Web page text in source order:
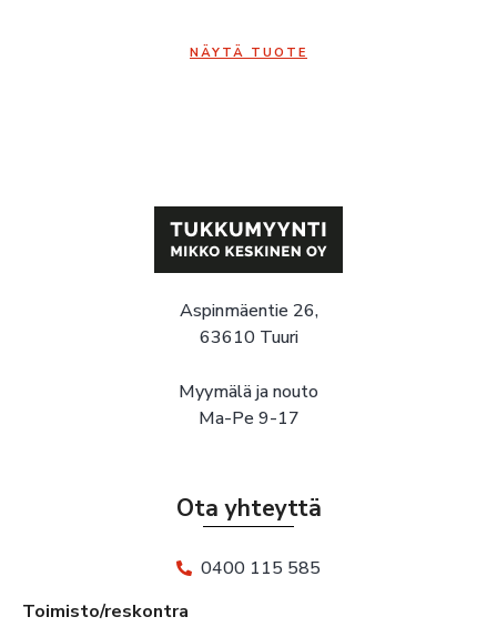
NÄYTÄ TUOTE
Aspinmäentie 26,
63610 Tuuri
Myymälä ja nouto
Ma-Pe 9-17
Ota yhteyttä
0400 115 585
Toimisto/reskontra